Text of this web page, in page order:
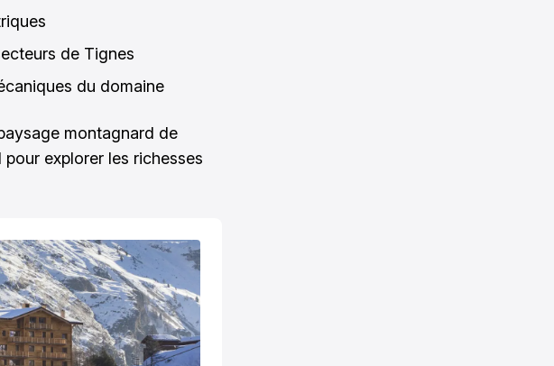
de Tignes
du domaine
montagnard de
explorer les richesses